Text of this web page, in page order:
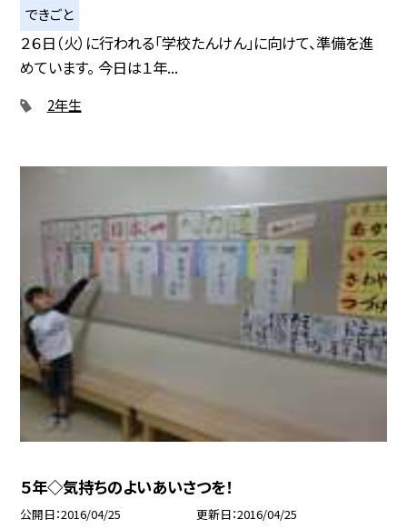
できごと
２６日（火）に行われる「学校たんけん」に向けて、準備を進
めています。 今日は１年...
2年生
５年◇気持ちのよいあいさつを！
公開日 2016/04/25 更新日 2016/04/25